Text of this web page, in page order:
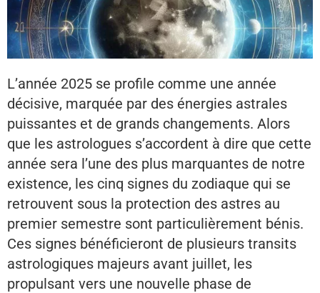
L’année 2025 se profile comme une année
décisive, marquée par des énergies astrales
puissantes et de grands changements. Alors
que les astrologues s’accordent à dire que cette
année sera l’une des plus marquantes de notre
existence, les cinq signes du zodiaque qui se
retrouvent sous la protection des astres au
premier semestre sont particulièrement bénis.
Ces signes bénéficieront de plusieurs transits
astrologiques majeurs avant juillet, les
propulsant vers une nouvelle phase de